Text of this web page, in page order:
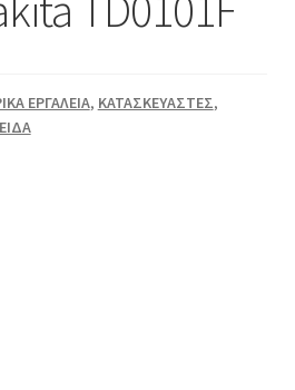
ΕΡΓΑΛΕΙΑ, ΚΑΤΑΣΚΕΥΑΣΤΕΣ,